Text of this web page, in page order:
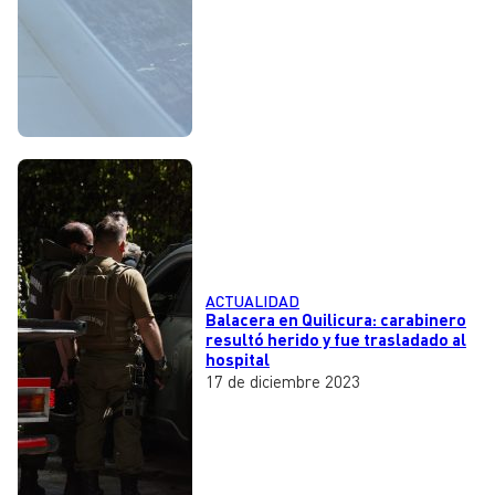
ACTUALIDAD
Balacera en Quilicura: carabinero
resultó herido y fue trasladado al
hospital
17 de diciembre 2023